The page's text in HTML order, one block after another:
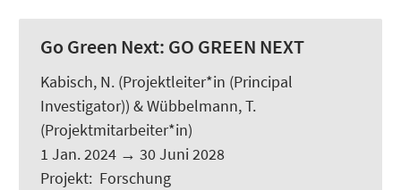
Go Green Next: GO GREEN NEXT
Kabisch, N. (Projektleiter*in (Principal
Investigator)) &Wübbelmann, T.
(Projektmitarbeiter*in)
1 Jan. 2024 → 30 Juni 2028
Projekt: Forschung